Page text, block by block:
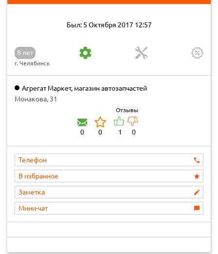
Был: 5 Октября 2017 12:57
8 лет
г. Челябинск
Агрегат Маркет, магазин автозапчастей
Монакова, 31
0 0
Отзывы
1 0
Телефон
В избранное
Заметка
Мини-чат